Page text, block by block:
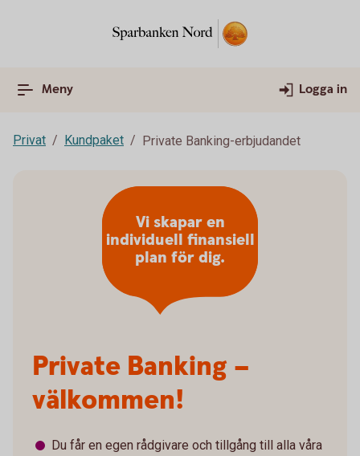
Meny Logga in
Privat Kundpaket Private Banking-erbjudandet
Private Banking –
välkommen!
Du får en egen rådgivare och tillgång till alla våra
Vi skapar en
individuell finansiell
plan för dig.